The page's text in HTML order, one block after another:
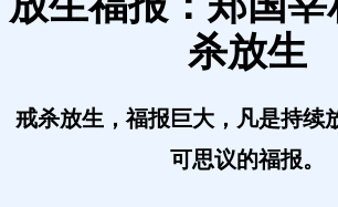
杀放生
戒杀放生，福报巨大，凡是持续
可思议的福报。